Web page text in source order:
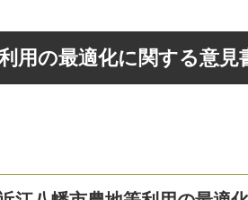
用の最適化に関する意見